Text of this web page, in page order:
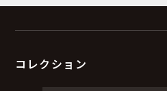
コレクション